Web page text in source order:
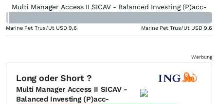
Multi Manager Access II SICAV - Balanced Investing (P)acc-
Marine Pet Trus/Ut USD 9,6 Marine Pet Trus/Ut USD 9,6
Werbung
Long oder Short ?
Multi Manager Access II SICAV -
Balanced Investing (P)acc-